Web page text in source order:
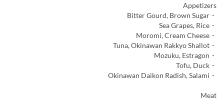
Appetizers
・Bitter Gourd, Brown Sugar
・Sea Grapes, Rice
・Moromi, Cream Cheese
・Tuna, Okinawan Rakkyo Shallot
・Mozuku, Estragon
・Tofu, Duck
・Okinawan Daikon Radish, Salami
Meat